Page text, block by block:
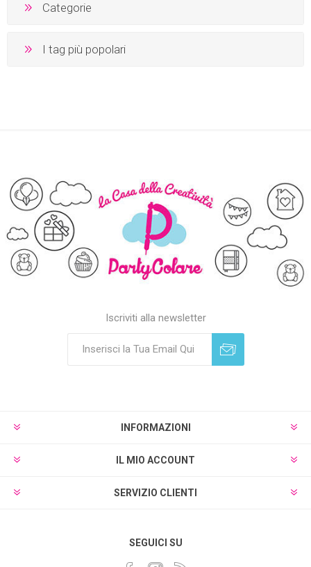
Categorie
I tag più popolari
Iscriviti alla newsletter
INFORMAZIONI
IL MIO ACCOUNT
SERVIZIO CLIENTI
SEGUICI SU